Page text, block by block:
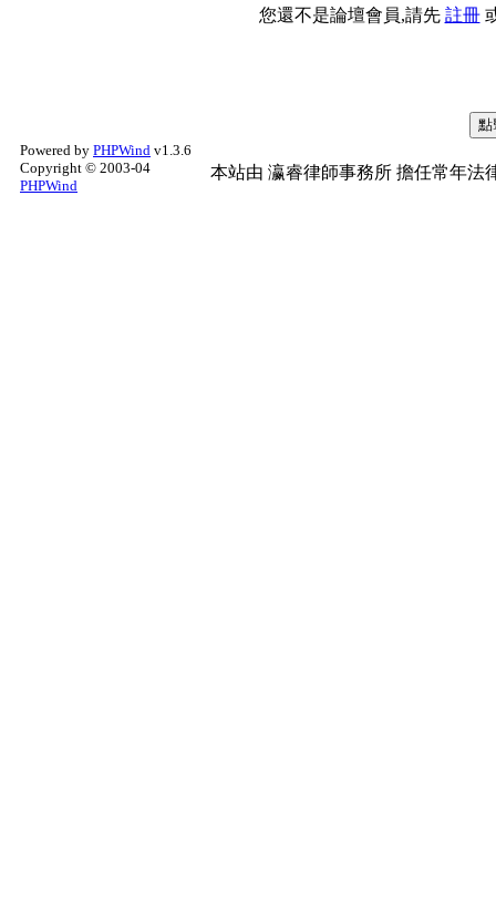
您還不是論壇會員,請先 註冊
Powered by PHPWind v1.3.6
Copyright © 2003-04
PHPWind
本站由 瀛睿律師事務所 擔任常年法